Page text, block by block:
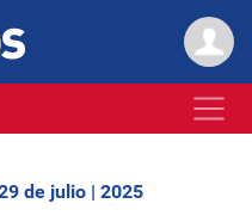
de julio | 2025